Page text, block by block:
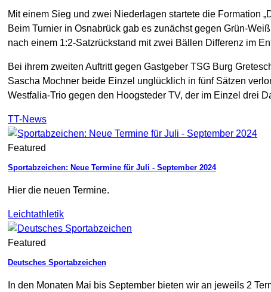
Mit einem Sieg und zwei Niederlagen startete die Formation
Beim Turnier in Osnabrück gab es zunächst gegen Grün-
nach einem 1:2-Satzrückstand mit zwei Bällen Differenz im
Bei ihrem zweiten Auftritt gegen Gastgeber TSG Burg
Sascha Mochner beide Einzel unglücklich in fünf Sätzen
Westfalia-Trio gegen den Hoogsteder TV, der im Einzel drei
TT-News
Featured
Sportabzeichen: Neue Termine für Juli - September 2024
Hier die neuen Termine.
Leichtathletik
Featured
Deutsches Sportabzeichen
In den Monaten Mai bis September bieten wir an jeweils 2